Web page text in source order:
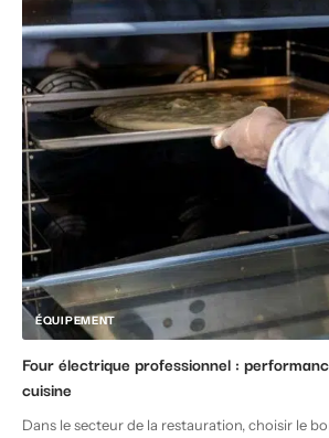
ÉQUIPEMENT
Four électrique professionnel :
cuisine
Dans le secteur de la restauration, choisir le